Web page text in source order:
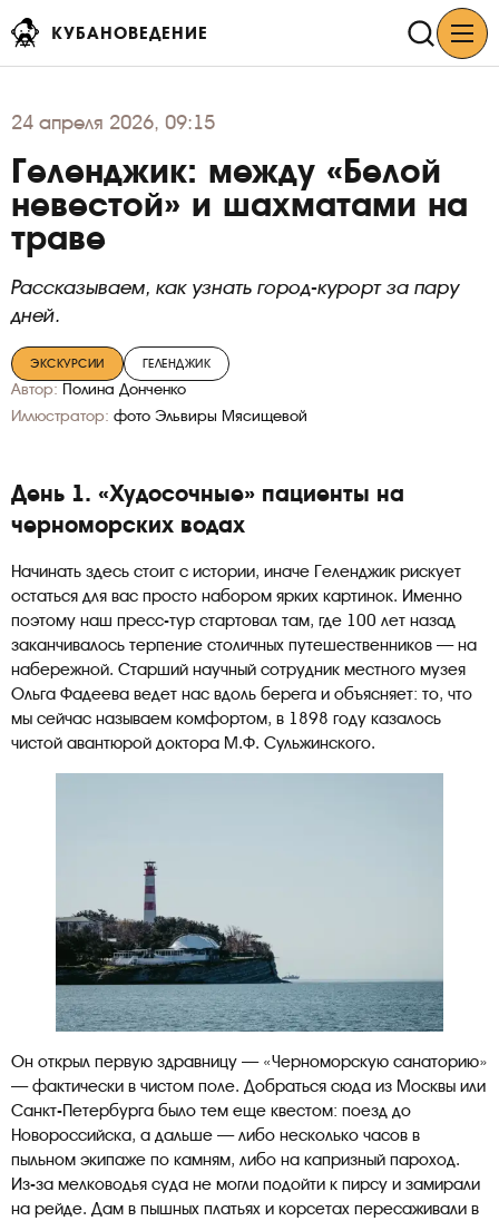
КУБАНОВЕДЕНИЕ
24 апреля 2026, 09:15
Геленджик: между «Белой
невестой» и шахматами на
траве
Рассказываем, как узнать город-курорт за пару
дней.
ЭКСКУРСИИ ГЕЛЕНДЖИК
Автор: Полина Донченко
Иллюстратор: фото Эльвиры Мясищевой
День 1. «Худосочные» пациенты на
черноморских водах
Начинать здесь стоит с истории, иначе Геленджик рискует
остаться для вас просто набором ярких картинок. Именно
поэтому наш пресс-тур стартовал там, где 100 лет назад
заканчивалось терпение столичных путешественников — на
набережной. Старший научный сотрудник местного музея
Ольга Фадеева ведет нас вдоль берега и объясняет: то, что
мы сейчас называем комфортом, в 1898 году казалось
чистой авантюрой доктора М.Ф. Сульжинского.
Он открыл первую здравницу — «Черноморскую санаторию»
— фактически в чистом поле. Добраться сюда из Москвы или
Санкт-Петербурга было тем еще квестом: поезд до
Новороссийска, а дальше — либо несколько часов в
пыльном экипаже по камням, либо на капризный пароход.
Из-за мелководья суда не могли подойти к пирсу и замирали
на рейде. Дам в пышных платьях и корсетах пересаживали в